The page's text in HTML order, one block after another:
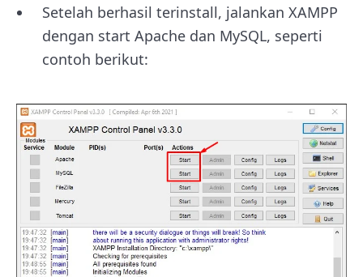
Setelah berhasil terinstall, jalankan XAMPP
dengan start Apache dan MySQL, seperti
contoh berikut: